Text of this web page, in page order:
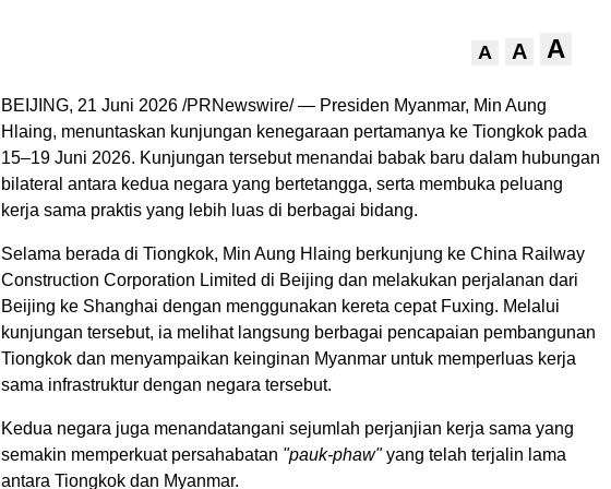
A A A
BEIJING, 21 Juni 2026 /PRNewswire/ — Presiden Myanmar, Min Aung
Hlaing, menuntaskan kunjungan kenegaraan pertamanya ke Tiongkok pada
15–19 Juni 2026. Kunjungan tersebut menandai babak baru dalam hubungan
bilateral antara kedua negara yang bertetangga, serta membuka peluang
kerja sama praktis yang lebih luas di berbagai bidang.
Selama berada di Tiongkok, Min Aung Hlaing berkunjung ke China Railway
Construction Corporation Limited di Beijing dan melakukan perjalanan dari
Beijing ke Shanghai dengan menggunakan kereta cepat Fuxing. Melalui
kunjungan tersebut, ia melihat langsung berbagai pencapaian pembangunan
Tiongkok dan menyampaikan keinginan Myanmar untuk memperluas kerja
sama infrastruktur dengan negara tersebut.
Kedua negara juga menandatangani sejumlah perjanjian kerja sama yang
semakin memperkuat persahabatan "pauk-phaw"yang telah terjalin lama
antara Tiongkok dan Myanmar.